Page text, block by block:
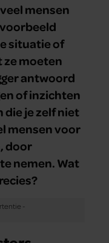
mensen
situatie of
ze moeten
antwoord
of inzichten
die je zelf niet
mensen voor
door
nemen. Wat